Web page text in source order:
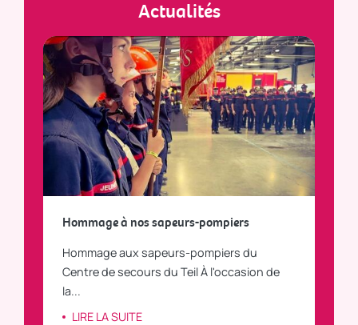
Actualités
Hommage à nos sapeurs-pompiers
Hommage aux sapeurs-pompiers du
Centre de secours du Teil À l'occasion de
la...
LIRE LA SUITE